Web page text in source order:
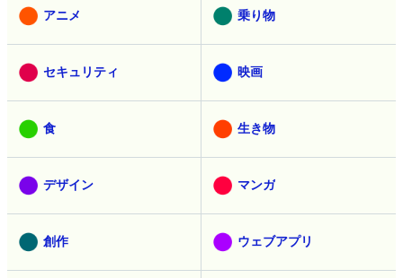
アニメ 乗り物
セキュリティ 映画
食 生き物
デザイン マンガ
創作 ウェブアプリ